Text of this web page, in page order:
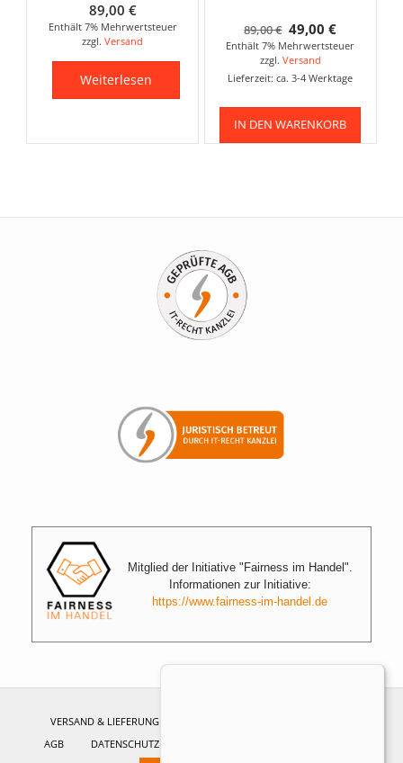
89,00 €
Enthält 7% Mehrwertsteuer
zzgl.Versand
Weiterlesen
89,00€ Ursprünglicher
Preis
war:
89,00 €
49,00€Aktueller
Preis
49,00 €.
Enthält 7% Mehrwertsteuer
zzgl. Versand
Lieferzeit: ca. 3-4 Werktage
IN DEN WARENKORB
Mitglied der Initiative "Fairness im Handel".
Informationen zur Initiative:
https://www.fairness-im-handel.de
VERSAND & LIEFERUNG
AGB
DATENSCHUTZ